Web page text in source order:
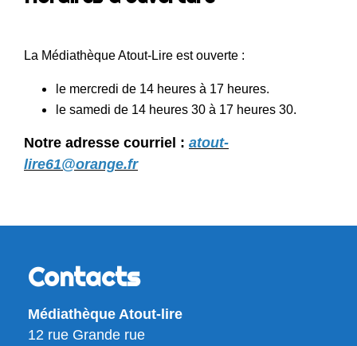
La Médiathèque Atout-Lire est ouverte :
le mercredi de 14 heures à 17 heures.
le samedi de 14 heures 30 à 17 heures 30.
Notre adresse courriel : atout-
lire61@orange.fr
Contacts
Médiathèque Atout-lire
12 rue Grande rue